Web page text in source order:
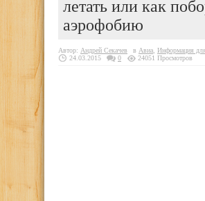
летать или как
аэрофобию
Автор: Андрей Секачев в Авиа Информация
24.03.2015
0 24051 Просмотров